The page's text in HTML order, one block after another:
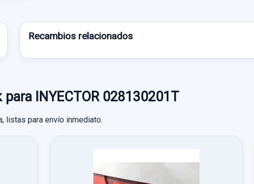
Recambios relacionados
INYECTOR 028130201T
listas para envío inmediato.